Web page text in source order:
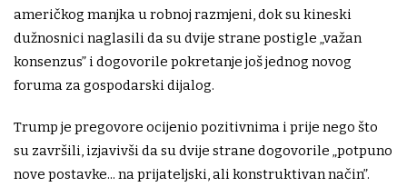
američkog manjka u robnoj razmjeni, dok su kineski
dužnosnici naglasili da su dvije strane postigle „važan
konsenzus” i dogovorile pokretanje još jednog novog
foruma za gospodarski dijalog.
Trump je pregovore ocijenio pozitivnima i prije nego što
su završili, izjavivši da su dvije strane dogovorile „potpuno
nove postavke... na prijateljski, ali konstruktivan način”.